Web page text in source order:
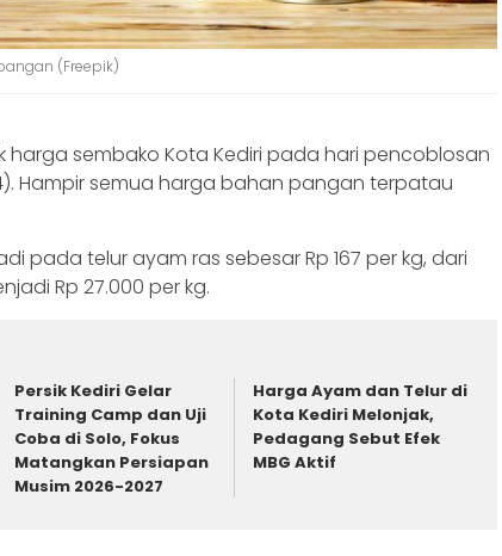
(Freepik)
harga sembako Kota Kediri pada hari pencoblosan
Hampir semua harga bahan pangan terpatau
pada telur ayam ras sebesar Rp 167 per kg, dari
Rp 27.000 per kg.
Persik Kediri Gelar
Training Camp dan Uji
Coba di Solo, Fokus
Matangkan Persiapan
Musim 2026-2027
Harga Ayam dan Telur di
Kota Kediri Melonjak,
Pedagang Sebut Efek
MBG Aktif